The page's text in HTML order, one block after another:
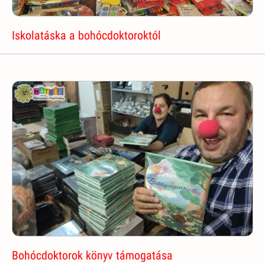
Iskolatáska a bohócdoktoroktól
Bohócdoktorok könyv támogatása